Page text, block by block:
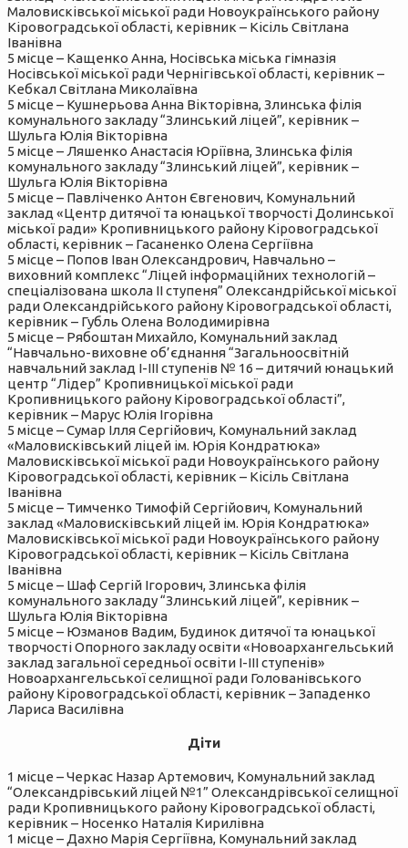
Маловисківської міської ради Новоукраїнського району
Кіровоградської області, керівник – Кісіль Світлана
Іванівна
5 місце – Кащенко Анна, Носівська міська гімназія
Носівської міської ради Чернігівської області, керівник –
Кебкал Світлана Миколаївна
5 місце – Кушнерьова Анна Вікторівна, Злинська філія
комунального закладу “Злинський ліцей”, керівник –
Шульга Юлія Вікторівна
5 місце – Ляшенко Анастасія Юріївна, Злинська філія
комунального закладу “Злинський ліцей”, керівник –
Шульга Юлія Вікторівна
5 місце – Павліченко Антон Євгенович, Комунальний
заклад «Центр дитячої та юнацької творчості Долинської
міської ради» Кропивницького району Кіровоградської
області, керівник – Гасаненко Олена Сергіївна
5 місце – Попов Іван Олександрович, Навчально –
виховний комплекс “Ліцей інформаційних технологій –
спеціалізована школа ІІ ступеня” Олександрійської міської
ради Олександрійського району Кіровоградської області,
керівник – Губль Олена Володимирівна
5 місце – Рябоштан Михайло, Комунальний заклад
“Навчально-виховне об’єднання “Загальноосвітній
навчальний заклад І-ІІІ ступенів № 16 – дитячий юнацький
центр “Лідер” Кропивницької міської ради
Кропивницького району Кіровоградської області”,
керівник – Марус Юлія Ігорівна
5 місце – Сумар Ілля Сергійович, Комунальний заклад
«Маловисківський ліцей ім. Юрія Кондратюка»
Маловисківської міської ради Новоукраїнського району
Кіровоградської області, керівник – Кісіль Світлана
Іванівна
5 місце – Тимченко Тимофій Сергійович, Комунальний
заклад «Маловисківський ліцей ім. Юрія Кондратюка»
Маловисківської міської ради Новоукраїнського району
Кіровоградської області, керівник – Кісіль Світлана
Іванівна
5 місце – Шаф Сергій Ігорович, Злинська філія
комунального закладу “Злинський ліцей”, керівник –
Шульга Юлія Вікторівна
5 місце – Юзманов Вадим, Будинок дитячої та юнацької
творчості Опорного закладу освіти «Новоархангельський
заклад загальної середньої освіти І-ІІІ ступенів»
Новоархангельської селищної ради Голованівського
району Кіровоградської області, керівник – Западенко
Лариса Василівна
Діти
1 місце – Черкас Назар Артемович, Комунальний заклад
“Олександрівський ліцей №1” Олександрівської селищної
ради Кропивницького району Кіровоградської області,
керівник – Носенко Наталія Кирилівна
1 місце – Дахно Марія Сергіївна, Комунальний заклад